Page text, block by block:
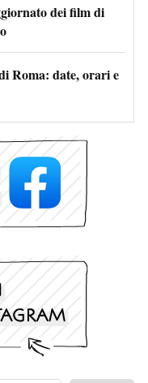
dei film di
Roma: date, orari e